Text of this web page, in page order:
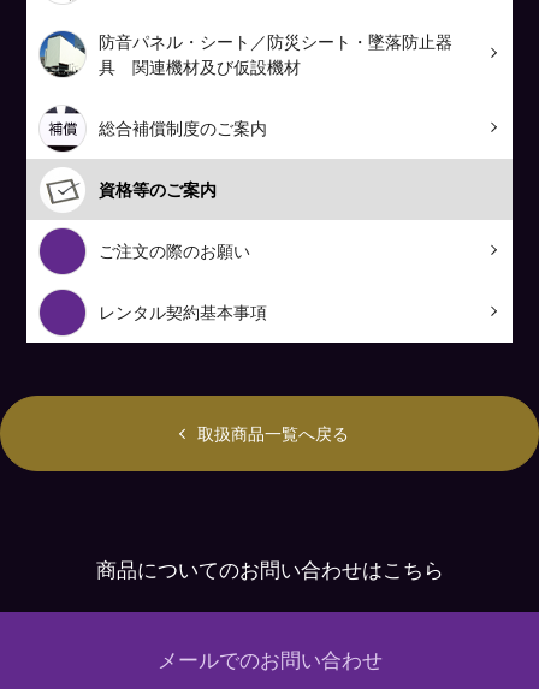
防音パネル・シート／防災シート・墜落防止器
具 関連機材及び仮設機材
総合補償制度のご案内
資格等のご案内
ご注文の際のお願い
レンタル契約基本事項
取扱商品一覧へ戻る
商品についてのお問い合わせはこちら
メールでのお問い合わせ